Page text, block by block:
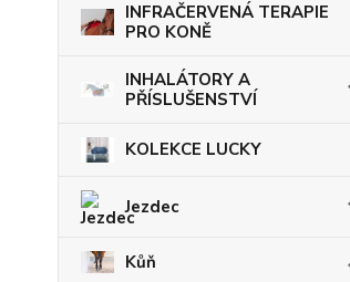
INFRAČERVENÁ TERAPIE
PRO KONĚ
INHALÁTORY A
PŘÍSLUŠENSTVÍ
KOLEKCE LUCKY
Jezdec
Kůň